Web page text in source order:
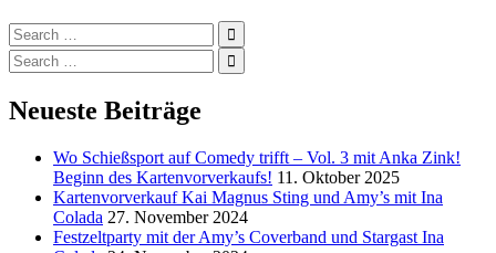
Search
for:
Search
for:
Neueste Beiträge
Wo Schießsport auf Comedy trifft – Vol. 3 mit Anka Zink!
Beginn des Kartenvorverkaufs! 11. Oktober 2025
Kartenvorverkauf Kai Magnus Sting und Amy’s mit Ina
Colada 27. November 2024
Festzeltparty mit der Amy’s Coverband und Stargast Ina